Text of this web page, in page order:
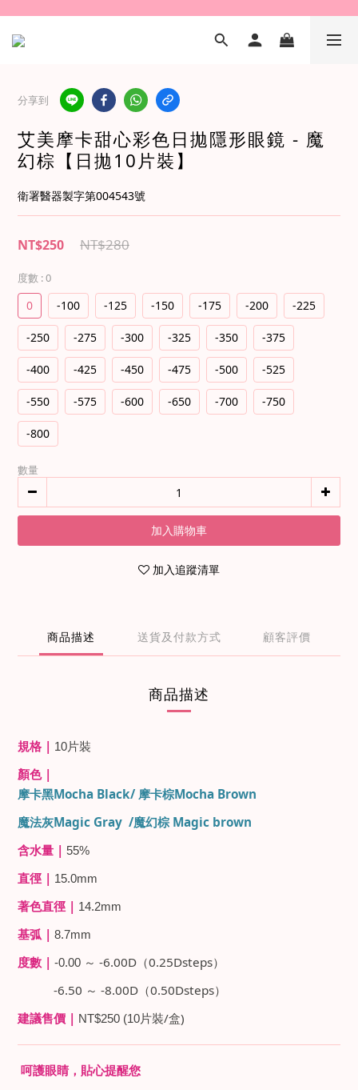
分享到
艾美摩卡甜心彩色日拋隱形眼鏡 - 魔
幻棕【日拋10片裝】
衛署醫器製字第004543號
NT$250 NT$280
度數 : 0
0 -100 -125 -150 -175 -200 -225
-250 -275 -300 -325 -350 -375
-400 -425 -450 -475 -500 -525
-550 -575 -600 -650 -700 -750
-800
數量
加入購物車
加入追蹤清單
商品描述 送貨及付款方式 顧客評價
商品描述
規格| 10片裝
顏色|
摩卡黑Mocha Black/ 摩卡棕Mocha Brown
魔法灰Magic Gray /魔幻棕 Magic brown
含水量 | 55%
直徑 | 15.0mm
著色直徑 | 14.2mm
基弧 | 8.7mm
度數 | -0.00 ～ -6.00D （0.25Dsteps）
-6.50 ～ -8.00D （0.50Dsteps）
建議售價 | NT$250 (10片裝/盒)
呵護眼睛，貼心提醒您